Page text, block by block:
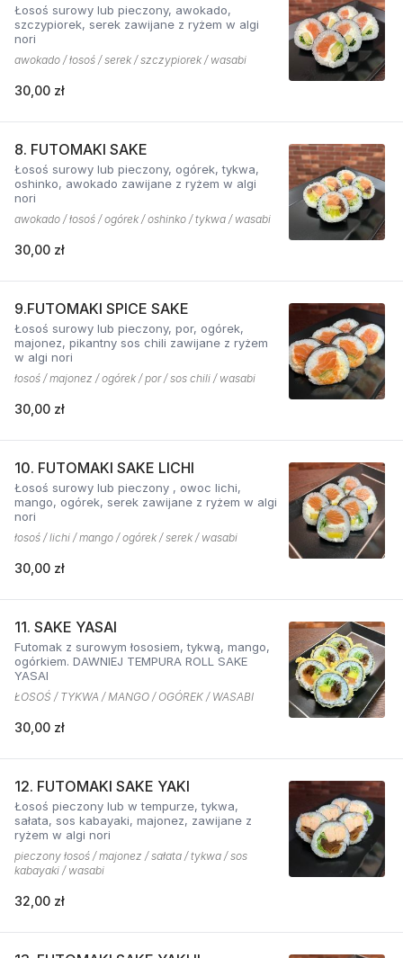
Łosoś surowy lub pieczony, awokado,
szczypiorek, serek zawijane z ryżem w algi
nori
awokado / łosoś / serek / szczypiorek / wasabi
30,00 zł
8. FUTOMAKI SAKE
Łosoś surowy lub pieczony, ogórek, tykwa,
oshinko, awokado zawijane z ryżem w algi
nori
awokado / łosoś / ogórek / oshinko / tykwa / wasabi
30,00 zł
9.FUTOMAKI SPICE SAKE
Łosoś surowy lub pieczony, por, ogórek,
majonez, pikantny sos chili zawijane z ryżem
w algi nori
łosoś / majonez / ogórek / por / sos chili / wasabi
30,00 zł
10. FUTOMAKI SAKE LICHI
Łosoś surowy lub pieczony , owoc lichi,
mango, ogórek, serek zawijane z ryżem w algi
nori
łosoś / lichi / mango / ogórek / serek / wasabi
30,00 zł
11. SAKE YASAI
Futomak z surowym łososiem, tykwą, mango,
ogórkiem. DAWNIEJ TEMPURA ROLL SAKE
YASAI
ŁOSOŚ / TYKWA / MANGO / OGÓREK / WASABI
30,00 zł
12. FUTOMAKI SAKE YAKI
Łosoś pieczony lub w tempurze, tykwa,
sałata, sos kabayaki, majonez, zawijane z
ryżem w algi nori
pieczony łosoś / majonez / sałata / tykwa / sos
kabayaki / wasabi
32,00 zł